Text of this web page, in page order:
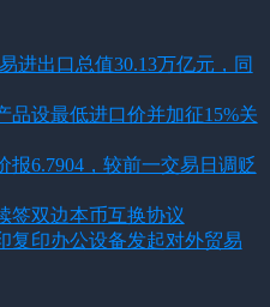
进出口总值30.13万亿元，同
品设最低进口价并加征15%关
报6.7904，较前一交易日调贬
签双边本币互换协议
复印办公设备发起对外贸易